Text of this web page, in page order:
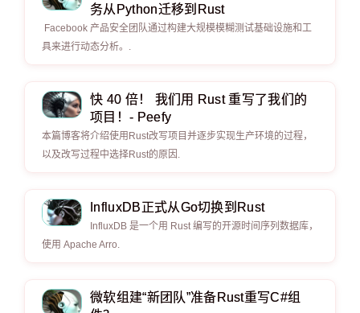
务从Python迁移到Rust
Facebook 产品安全团队通过构建大规模模糊测试基础设施和工
具来进行动态分析。.
快 40 倍！ 我们用 Rust 重写了我们的
项目！- Peefy
本篇博客将介绍使用Rust改写项目并逐步实现生产环境的过程，
以及改写过程中选择Rust的原因.
InfluxDB正式从Go切换到Rust
InfluxDB 是一个用 Rust 编写的开源时间序列数据库，
使用 Apache Arro.
微软组建“新团队”准备Rust重写C#组